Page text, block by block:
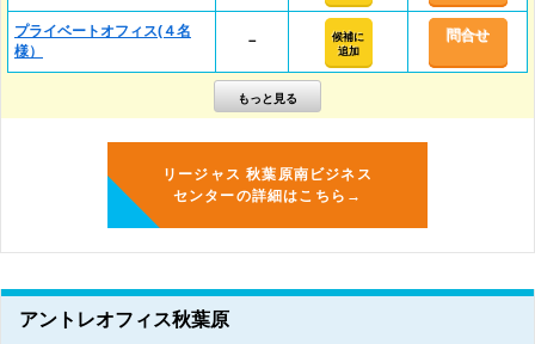
プライベートオフィス(４名
様）
－
候補に
追加
問合せ
リージャス 秋葉原南ビジネス
センターの詳細はこちら→
アントレオフィス秋葉原